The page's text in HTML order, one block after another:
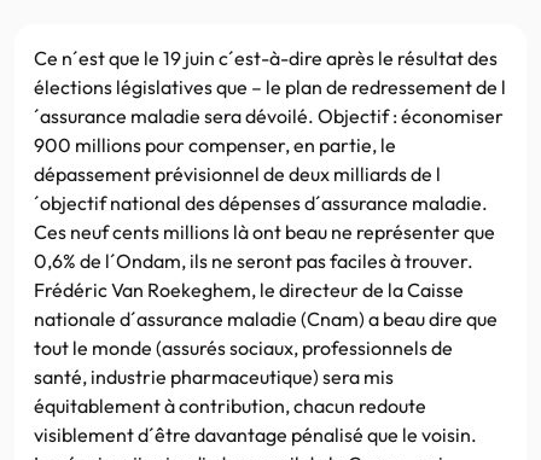
Ce n´est que le 19 juin c´est-à-dire après le résultat des
élections législatives que – le plan de redressement de l
´assurance maladie sera dévoilé. Objectif : économiser
900 millions pour compenser, en partie, le
dépassement prévisionnel de deux milliards de l
´objectif national des dépenses d´assurance maladie.
Ces neuf cents millions là ont beau ne représenter que
0,6% de l´Ondam, ils ne seront pas faciles à trouver.
Frédéric Van Roekeghem, le directeur de la Caisse
nationale d´assurance maladie (Cnam) a beau dire que
tout le monde (assurés sociaux, professionnels de
santé, industrie pharmaceutique) sera mis
équitablement à contribution, chacun redoute
visiblement d´être davantage pénalisé que le voisin.